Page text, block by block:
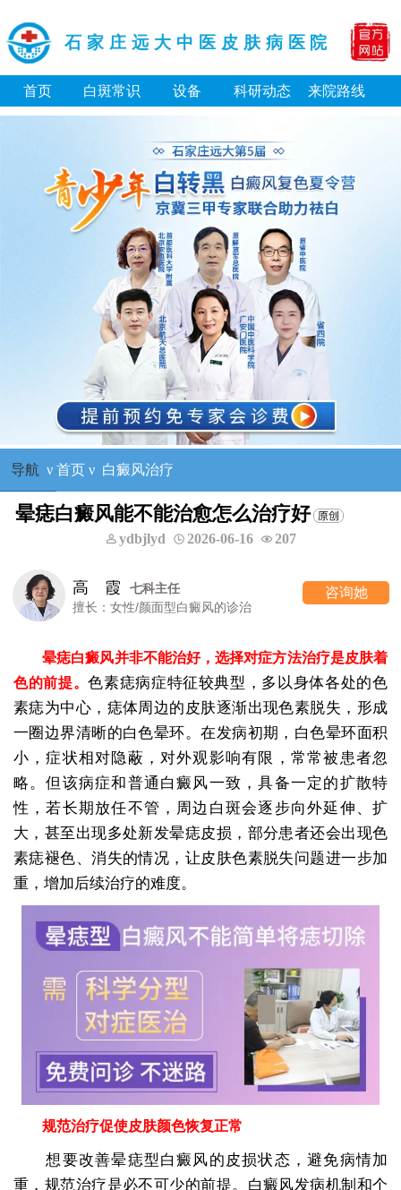
石家庄远大中医皮肤病医院
首页 白斑常识 设备 科研动态 来院路线
导航 ν 首页ν 白癜风治疗
晕痣白癜风能不能治愈怎么治疗好
ydbjlyd 2026-06-16 207
高 霞
七科主任
擅长：女性/颜面型白癜风的诊治
咨询她
晕痣白癜风并非不能治好，选择对症方法治疗是皮肤着
色的前提。色素痣病症特征较典型，多以身体各处的色
素痣为中心，痣体周边的皮肤逐渐出现色素脱失，形成
一圈边界清晰的白色晕环。在发病初期，白色晕环面积
小，症状相对隐蔽，对外观影响有限，常常被患者忽
略。但该病症和普通白癜风一致，具备一定的扩散特
性，若长期放任不管，周边白斑会逐步向外延伸、扩
大，甚至出现多处新发晕痣皮损，部分患者还会出现色
素痣褪色、消失的情况，让皮肤色素脱失问题进一步加
重，增加后续治疗的难度。
规范治疗促使皮肤颜色恢复正常
想要改善晕痣型白癜风的皮损状态，避免病情加
重，规范治疗是必不可少的前提。白癜风发病机制和个